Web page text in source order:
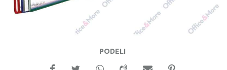
PODELI